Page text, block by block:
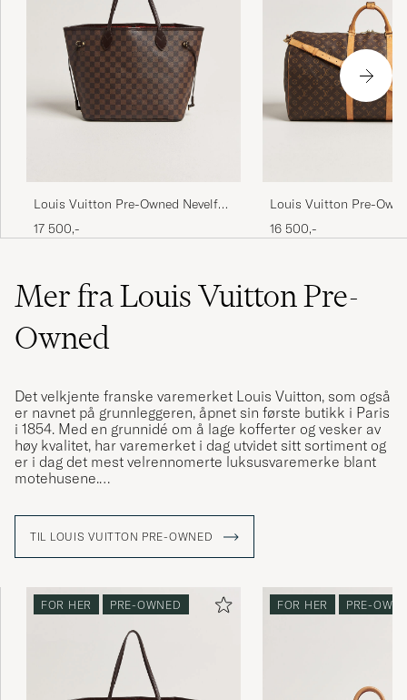
Louis Vuitton Pre-Owned Nevelfull
MM Damier Ebene
17 500,-
Louis Vuitton Pre-
Bandouliére 60
16 500,-
Mer fra Louis Vuitton Pre-
Owned
Det velkjente franske varemerket Louis Vuitton, som også
er navnet på grunnleggeren, åpnet sin første butikk i Paris
i 1854. Med en grunnidé om å lage kofferter og vesker av
høy kvalitet, har varemerket i dag utvidet sitt sortiment og
er i dag det mest velrennomerte luksusvaremerke blant
motehusene.
I løpet av årene har Louis Vuitton levert mange ikoniske
weekendbagen "Keepall" er en av dem. Denne er laget i
en mengde forskjellige design og fremfor alt i deres
gjenkjennelsesfaktor.
TIL LOUIS VUITTON PRE-OWNED
FOR HER PRE-OWNED FOR HER PRE-